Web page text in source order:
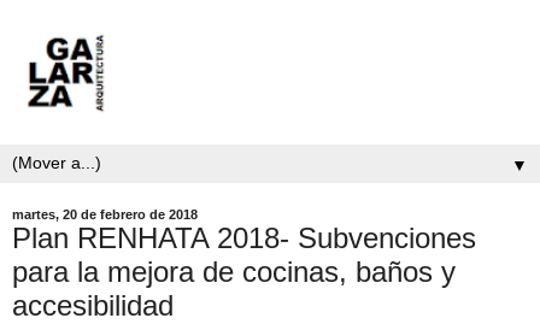
▼
martes, 20 de febrero de 2018
Plan RENHATA 2018- Subvenciones
para la mejora de cocinas, baños y
accesibilidad